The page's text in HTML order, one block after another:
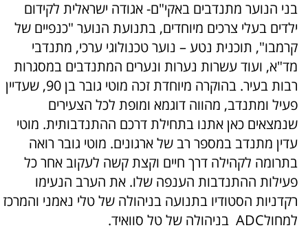
בני הנוער מתנדבים באקי"ם- אגודה ישראלית לקידום
ילדים בעלי צרכים מיוחדים, בתנועת הנוער "כנפיים של
קרמבו", תוכנית נטע – נוער טכנולוגי ערכי, מתנדבי
מד"א, ועוד עשרות נערות ונערים המתנדבים במסגרות
רבות בעיר. בהוקרה מיוחדת זכה מוטי גובר בן 90, שעדיין
פעיל ומתנדב, מהווה דוגמא ומופת לכל הצעירים
שנמצאים כאן אתנו בתחילת דרכם ההתנדבותית. מוטי
עדין מתנדב במספר רב של ארגונים. מוטי גובר רואה
בתרומה לקהילה דרך חיים וקצת קשה לעקוב אחר כל
פעילות ההתנדבות הענפה שלו. את הערב הנעימו
רקדניות הסטודיו בתנועה בניהולה של טלי נאמני והמרכז
למחולADC בניהולה של טל סוואיד.